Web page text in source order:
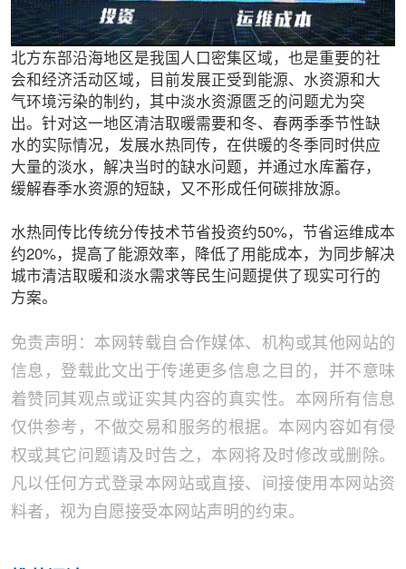
北方东部沿海地区是我国人口密集区域，也是重要的社
会和经济活动区域，目前发展正受到能源、水资源和大
气环境污染的制约，其中淡水资源匮乏的问题尤为突
出。针对这一地区清洁取暖需要和冬、春两季季节性缺
水的实际情况，发展水热同传，在供暖的冬季同时供应
大量的淡水，解决当时的缺水问题，并通过水库蓄存，
缓解春季水资源的短缺，又不形成任何碳排放源。
水热同传比传统分传技术节省投资约50%，节省运维成本
约20%，提高了能源效率，降低了用能成本，为同步解决
城市清洁取暖和淡水需求等民生问题提供了现实可行的
方案。
免责声明：本网转载自合作媒体、机构或其他网站的
信息，登载此文出于传递更多信息之目的，并不意味
着赞同其观点或证实其内容的真实性。本网所有信息
仅供参考，不做交易和服务的根据。本网内容如有侵
权或其它问题请及时告之，本网将及时修改或删除。
凡以任何方式登录本网站或直接、间接使用本网站资
料者，视为自愿接受本网站声明的约束。